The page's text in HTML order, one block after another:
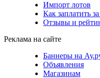
Импорт лотов
Как заплатить
Отзывы и
Реклама на сайте
Баннеры на
Объявления
Магазинам